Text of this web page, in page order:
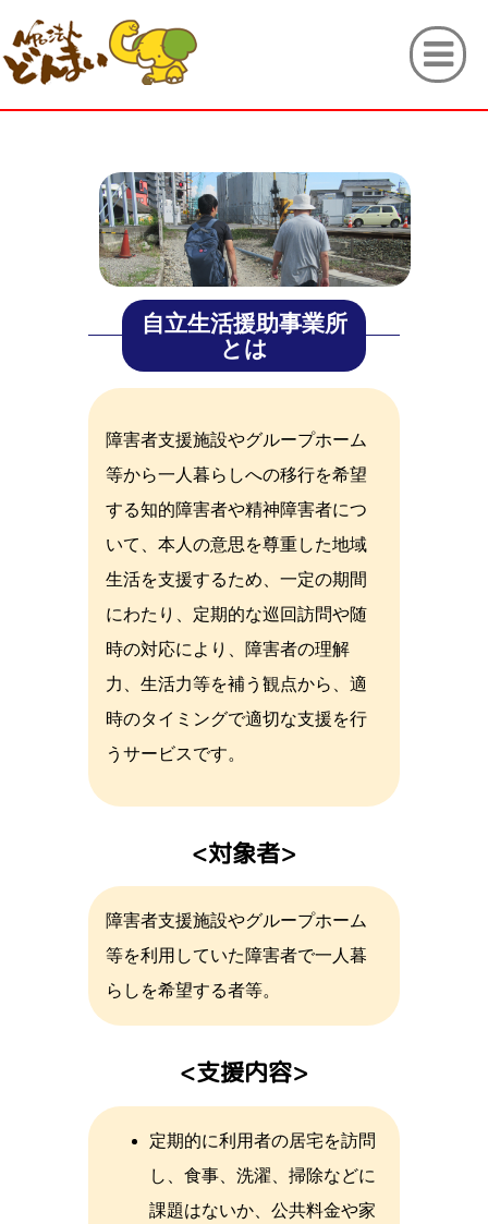
自立生活援助事業所
とは
障害者支援施設やグループホーム
等から一人暮らしへの移行を希望
する知的障害者や精神障害者につ
いて、本人の意思を尊重した地域
生活を支援するため、一定の期間
にわたり、定期的な巡回訪問や随
時の対応により、障害者の理解
力、生活力等を補う観点から、適
時のタイミングで適切な支援を行
うサービスです。
対象者
障害者支援施設やグループホーム
等を利用していた障害者で一人暮
らしを希望する者等。
支援内容
定期的に利用者の居宅を訪問
し、食事、洗濯、掃除などに
課題はないか、公共料金や家